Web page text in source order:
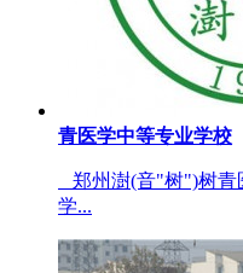
青医学中等专业学校
郑州澍(音"树")树青
学...